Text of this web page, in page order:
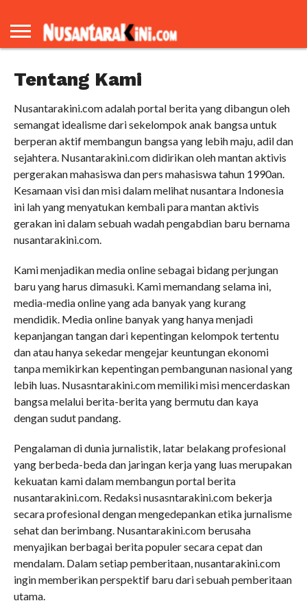
BERANDA
Tentang Kami
Nusantarakini.com adalah portal berita yang dibangun oleh
semangat idealisme dari sekelompok anak bangsa untuk
berperan aktif membangun bangsa yang lebih maju, adil dan
sejahtera. Nusantarakini.com didirikan oleh mantan aktivis
pergerakan mahasiswa dan pers mahasiswa tahun 1990an.
Kesamaan visi dan misi dalam melihat nusantara Indonesia
ini lah yang menyatukan kembali para mantan aktivis
gerakan ini dalam sebuah wadah pengabdian baru bernama
nusantarakini.com.
Kami menjadikan media online sebagai bidang perjungan
baru yang harus dimasuki. Kami memandang selama ini,
media-media online yang ada banyak yang kurang
mendidik. Media online banyak yang hanya menjadi
kepanjangan tangan dari kepentingan kelompok tertentu
dan atau hanya sekedar mengejar keuntungan ekonomi
tanpa memikirkan kepentingan pembangunan nasional yang
lebih luas. Nusasntarakini.com memiliki misi mencerdaskan
bangsa melalui berita-berita yang bermutu dan kaya
dengan sudut pandang.
Pengalaman di dunia jurnalistik, latar belakang profesional
yang berbeda-beda dan jaringan kerja yang luas merupakan
kekuatan kami dalam membangun portal berita
nusantarakini.com. Redaksi nusasntarakini.com bekerja
secara profesional dengan mengedepankan etika jurnalisme
sehat dan berimbang. Nusantarakini.com berusaha
menyajikan berbagai berita populer secara cepat dan
mendalam. Dalam setiap pemberitaan, nusantarakini.com
ingin memberikan perspektif baru dari sebuah pemberitaan
utama.